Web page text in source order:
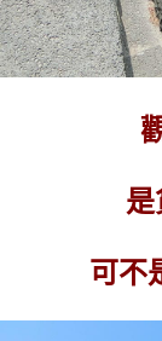
是
可不